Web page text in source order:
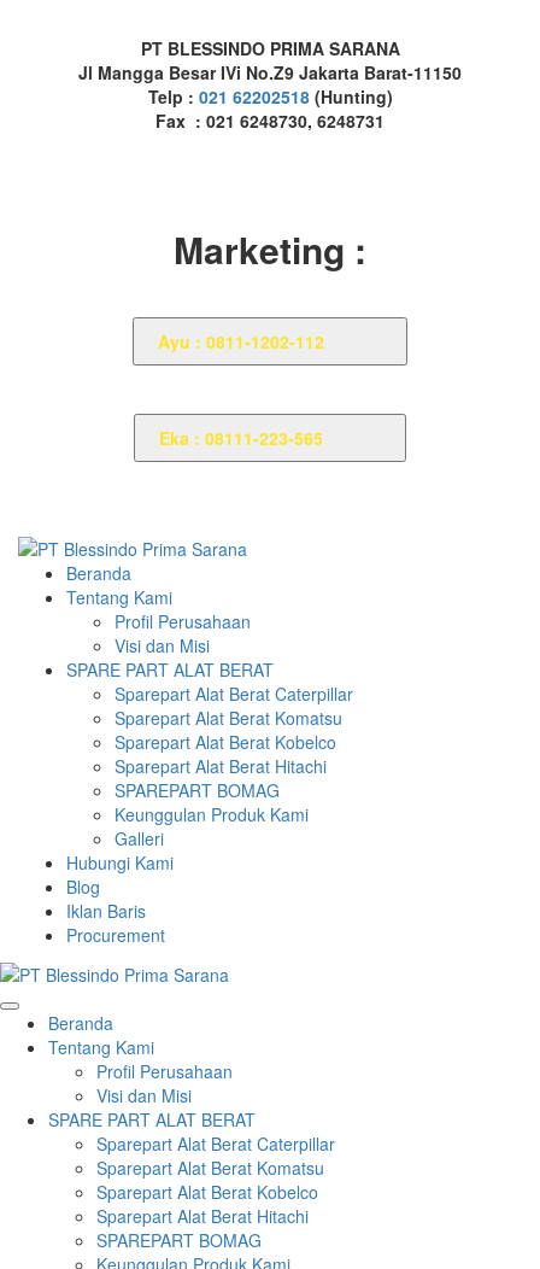
PT BLESSINDO PRIMA SARANA
Jl Mangga Besar IVi No.Z9 Jakarta Barat-11150
Telp : 021 62202518 (Hunting)
Fax : 021 6248730, 6248731
Marketing :
Ayu : 0811-1202-112
Eka : 08111-223-565
Beranda
Tentang Kami
Profil Perusahaan
Visi dan Misi
SPARE PART ALAT BERAT
Sparepart Alat Berat Caterpillar
Sparepart Alat Berat Komatsu
Sparepart Alat Berat Kobelco
Sparepart Alat Berat Hitachi
SPAREPART BOMAG
Keunggulan Produk Kami
Galleri
Hubungi Kami
Blog
Iklan Baris
Procurement
Beranda
Tentang Kami
Profil Perusahaan
Visi dan Misi
SPARE PART ALAT BERAT
Sparepart Alat Berat Caterpillar
Sparepart Alat Berat Komatsu
Sparepart Alat Berat Kobelco
Sparepart Alat Berat Hitachi
SPAREPART BOMAG
Keunggulan Produk Kami